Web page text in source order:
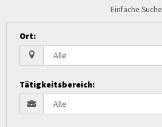
Einfache Suche
Ort:
Tätigkeitsbereich: